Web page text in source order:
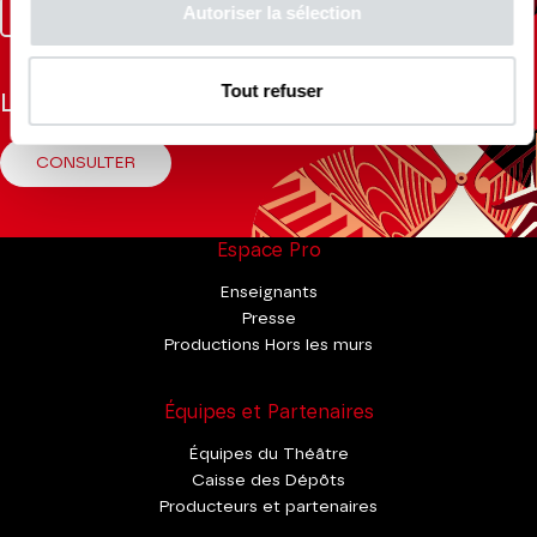
Autoriser la sélection
Tout refuser
Youtube
Linkedin
La Brochure
CONSULTER
Espace Pro
Enseignants
Presse
Productions Hors les murs
Équipes et Partenaires
Équipes du Théâtre
Caisse des Dépôts
Producteurs et partenaires